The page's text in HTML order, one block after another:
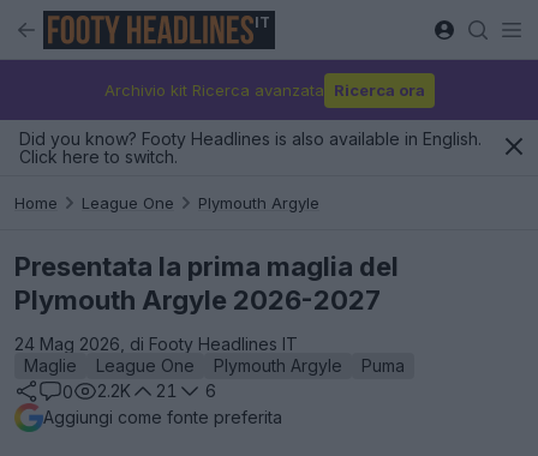
IT
Archivio kit Ricerca avanzata Ricerca ora
Did you know? Footy Headlines is also available in English.
Click here to switch.
Home League One Plymouth Argyle
Presentata la prima maglia del
Plymouth Argyle 2026-2027
24 Mag 2026, di Footy Headlines IT
Maglie
League One Plymouth Argyle
Puma
0
2.2K 21
6
Aggiungi come fonte preferita